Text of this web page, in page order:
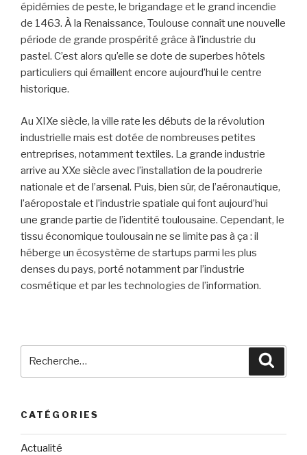
épidémies de peste, le brigandage et le grand incendie
de 1463. À la Renaissance, Toulouse connaît une nouvelle
période de grande prospérité grâce à l’industrie du
pastel. C’est alors qu’elle se dote de superbes hôtels
particuliers qui émaillent encore aujourd’hui le centre
historique.
Au XIXe siècle, la ville rate les débuts de la révolution
industrielle mais est dotée de nombreuses petites
entreprises, notamment textiles. La grande industrie
arrive au XXe siècle avec l’installation de la poudrerie
nationale et de l’arsenal. Puis, bien sûr, de l’aéronautique,
l’aéropostale et l’industrie spatiale qui font aujourd’hui
une grande partie de l’identité toulousaine. Cependant, le
tissu économique toulousain ne se limite pas à ça : il
héberge un écosystème de startups parmi les plus
denses du pays, porté notamment par l’industrie
cosmétique et par les technologies de l’information.
CATÉGORIES
Actualité